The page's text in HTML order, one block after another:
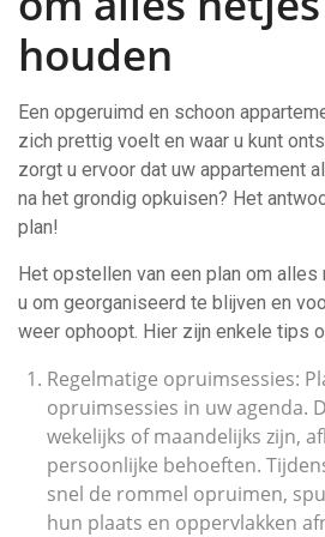
houden
Een opgeruimd en schoon
zich prettig voelt en waar u kunt
zorgt u ervoor dat uw appartement
na het grondig opkuisen? Het
plan!
Het opstellen van een plan om
u om georganiseerd te blijven en
weer ophoopt. Hier zijn enkele tips
Regelmatige opruimsessies:
opruimsessies in uw agenda.
wekelijks of maandelijks zijn,
persoonlijke behoeften.
snel de rommel opruimen,
hun plaats en oppervlakken